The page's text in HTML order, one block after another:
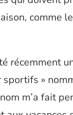
comme
récemment
sportifs »
m’a fait